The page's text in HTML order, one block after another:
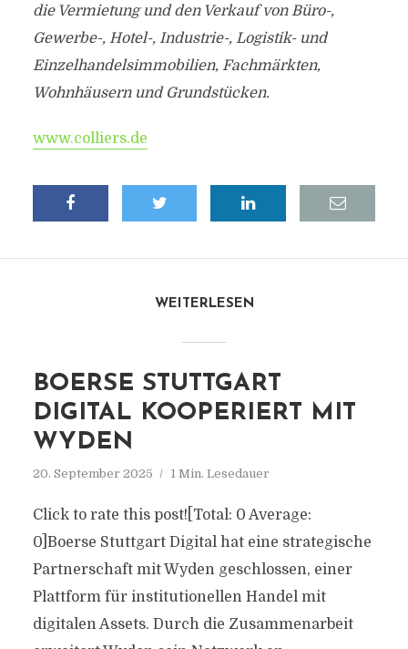
die Vermietung und den Verkauf von Büro-,
Gewerbe-, Hotel-, Industrie-, Logistik- und
Einzelhandelsimmobilien, Fachmärkten,
Wohnhäusern und Grundstücken.
www.colliers.de
WEITERLESEN
BOERSE STUTTGART
DIGITAL KOOPERIERT MIT
WYDEN
20. September 2025 1 Min. Lesedauer
Click to rate this post![Total: 0 Average:
0]Boerse Stuttgart Digital hat eine strategische
Partnerschaft mit Wyden geschlossen, einer
Plattform für institutionellen Handel mit
digitalen Assets. Durch die Zusammenarbeit